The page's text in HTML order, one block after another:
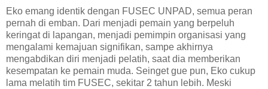
Eko emang identik dengan FUSEC UNPAD, semua peran
pernah di emban. Dari menjadi pemain yang berpeluh
keringat di lapangan, menjadi pemimpin organisasi yang
mengalami kemajuan signifikan, sampe akhirnya
mengabdikan diri menjadi pelatih, saat dia memberikan
kesempatan ke pemain muda. Seinget gue pun, Eko cukup
lama melatih tim FUSEC, sekitar 2 tahun lebih. Meski